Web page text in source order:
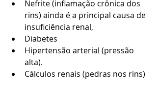
Nefrite (inflamação crônica dos
rins) ainda é a principal causa de
insuficiência renal,
Diabetes
Hipertensão arterial (pressão
alta).
Cálculos renais (pedras nos rins)